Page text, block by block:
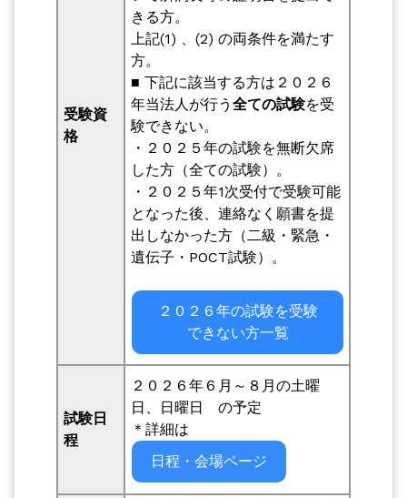
受験資
格
きる方。
上記(1) 、(2) の両条件を満たす
方。
■ 下記に該当する方は２０２６
年当法人が行う 全ての試験を受
験できない。
・２０２５年の試験を無断欠席
した方（全ての試験）。
・２０２５年1次受付で受験可能
となった後、連絡なく願書を提
出しなかった方（二級・緊急・
遺伝子・POCT試験）。
２０２６年の試験を受験
できない方一覧
試験日
程
２０２６年６月～８月の土曜
日、日曜日 の予定
＊詳細は
日程・会場ページ